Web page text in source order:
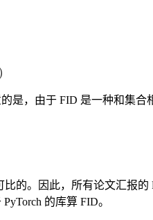
，由于 FID 是一种和集合
的。因此，所有论文汇报的
的库算 FID。